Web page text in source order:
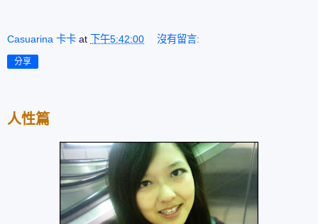
Casuarina 卡卡 at 下午5:42:00 沒有留言:
分享
人性篇